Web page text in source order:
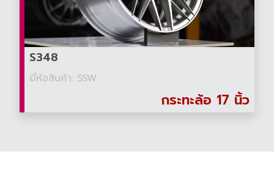
S348
ยี่ห้อสินค้า: SSW
กระทะล้อ 17 นิ้ว